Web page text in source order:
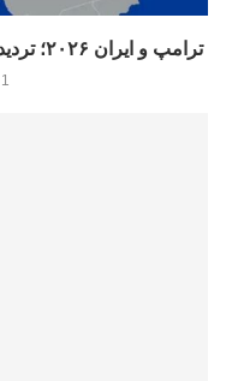
ترامپ و ایران ۲۰۲۶؛ تردید واشنگتن، مذاکرات را پیچیده‌تر کرد
1 آگوست 2026